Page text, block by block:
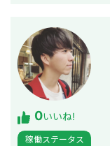
0いいね!
稼働ステータス